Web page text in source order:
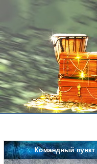
Командный пункт